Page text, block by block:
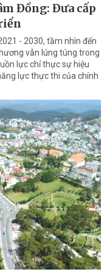
Đồng: Đưa cấp
- 2030, tầm nhìn đến
vẫn lúng túng trong
lực chỉ thực sự hiệu
lực thực thi của chính